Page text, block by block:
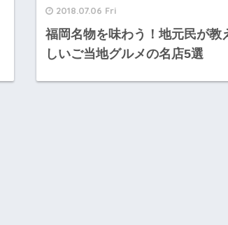
2018.07.06 Fri
福岡名物を味わう！地元民が教
しいご当地グルメの名店5選